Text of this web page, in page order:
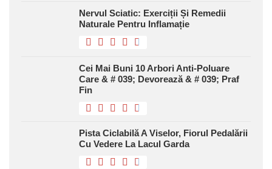
Nervul Sciatic: Exerciții Și Remedii
Naturale Pentru Inflamație
Cei Mai Buni 10 Arbori Anti-Poluare
Care & # 039; Devorează & # 039; Praf
Fin
Pista Ciclabilă A Viselor, Fiorul Pedalării
Cu Vedere La Lacul Garda